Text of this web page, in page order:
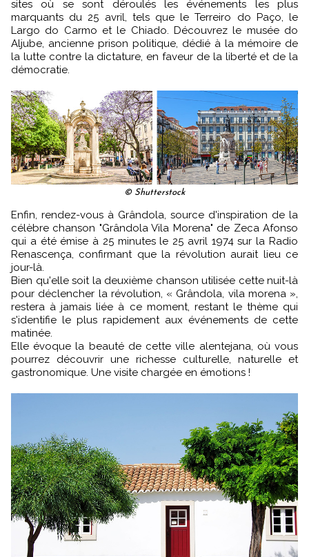
sites où se sont déroulés les événements les plus
marquants du 25 avril, tels que le Terreiro do Paço, le
Largo do Carmo et le Chiado. Découvrez le musée do
Aljube, ancienne prison politique, dédié à la mémoire de
la lutte contre la dictature, en faveur de la liberté et de la
démocratie.
© Shutterstock
Enfin, rendez-vous à Grândola, source d'inspiration de la
célèbre chanson "Grândola Vila Morena" de Zeca Afonso
qui a été émise à 25 minutes le 25 avril 1974 sur la Radio
Renascença, confirmant que la révolution aurait lieu ce
jour-là.
Bien qu'elle soit la deuxième chanson utilisée cette nuit-là
pour déclencher la révolution, « Grândola, vila morena »,
restera à jamais liée à ce moment, restant le thème qui
s'identifie le plus rapidement aux événements de cette
matinée.
Elle évoque la beauté de cette ville alentejana, où vous
pourrez découvrir une richesse culturelle, naturelle et
gastronomique. Une visite chargée en émotions !